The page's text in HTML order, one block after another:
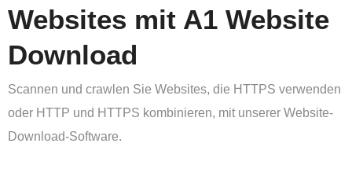
Websites mit A1 Website
Download
Scannen und crawlen Sie Websites, die HTTPS verwenden
oder HTTP und HTTPS kombinieren, mit unserer Website-
Download-Software.